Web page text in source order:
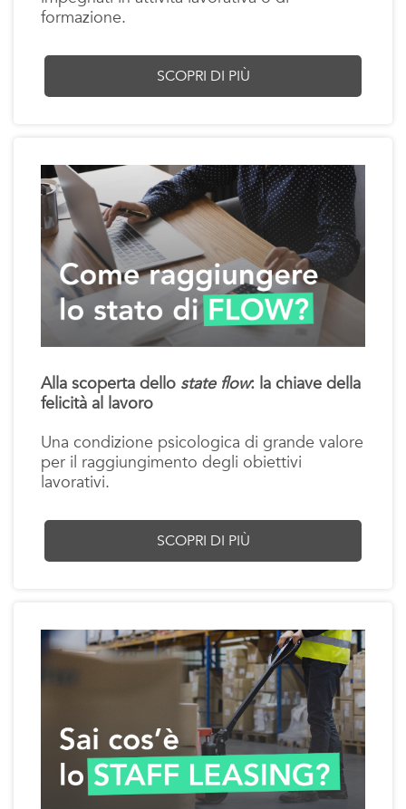
formazione.
SCOPRI DI PIÙ
Alla scoperta dello state flow: la chiave della
felicità al lavoro
Una condizione psicologica di grande valore
per il raggiungimento degli obiettivi
lavorativi.
SCOPRI DI PIÙ